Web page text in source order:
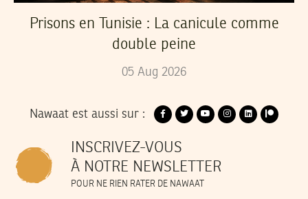
Prisons en Tunisie : La canicule comme
double peine
05 Aug 2026
Nawaat est aussi sur :
INSCRIVEZ-VOUS
À NOTRE NEWSLETTER
POUR NE RIEN RATER DE NAWAAT